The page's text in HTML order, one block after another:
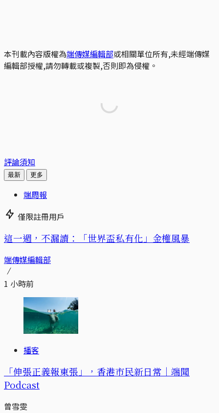
本刊載內容版權為端傳媒編輯部或相關單位所有,未經端傳媒
編輯部授權,請勿轉載或複製,否則即為侵權。
評論須知
最新 更多
端周報
僅限註冊用戶
這一週，不漏讀：「世界盃私有化」金權風暴
端傳媒編輯部
1 小時前
播客
「伸張正義報東張」，香港市民新日常｜端聞
Podcast
曾雪雯